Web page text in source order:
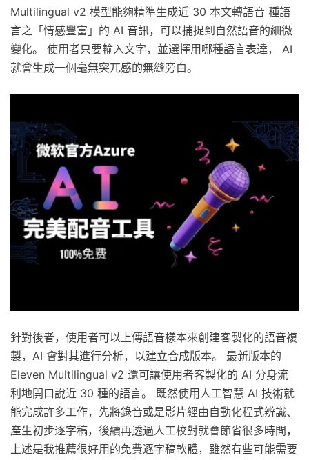
Multilingual v2 模型能夠精準生成近 30 本文轉語音 種語
言之「情感豐富」的 AI 音訊，可以捕捉到自然語音的細微
變化。 使用者只要輸入文字，並選擇用哪種語言表達， AI
就會生成一個毫無突兀感的無縫旁白。
針對後者，使用者可以上傳語音樣本來創建客製化的語音複
製，AI 會對其進行分析，以建立合成版本。 最新版本的
Eleven Multilingual v2 還可讓使用者客製化的 AI 分身流
利地開口說近 30 種的語言。 既然使用人工智慧 AI 技術就
能完成許多工作，先將錄音或是影片經由自動化程式辨識、
產生初步逐字稿，後續再透過人工校對就會節省很多時間，
上述是我推薦很好用的免費逐字稿軟體，雖然有些可能需要